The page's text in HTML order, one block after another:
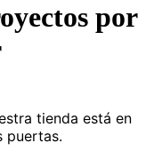
por
tienda está en
puertas.